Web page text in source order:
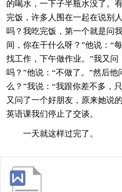
的喝水，一下子半瓶水没了。
完饭，许多人围在一起在说别
吗？我吃完饭，第一个就是问
间，你在干什么呀？”他说：“
找工作，下午做作业。”我又问
吗？”他说：“不做了。”然后
么？”我说：“我跟你差不多，
又问了一个好朋友，原来她说
英语课我们停止了交谈。
一天就这样过完了。